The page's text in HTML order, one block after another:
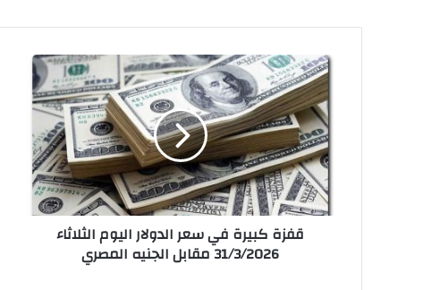
ق
ة
قفزة كبيرة في سعر الدولار اليوم الثلاثاء
31/3/2026 مقابل الجنيه المصري